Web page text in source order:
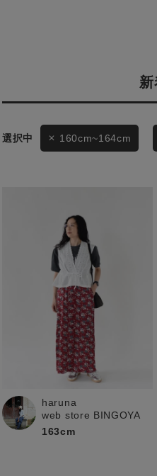
160cm~164cm
haruna
web store BINGOYA
163cm